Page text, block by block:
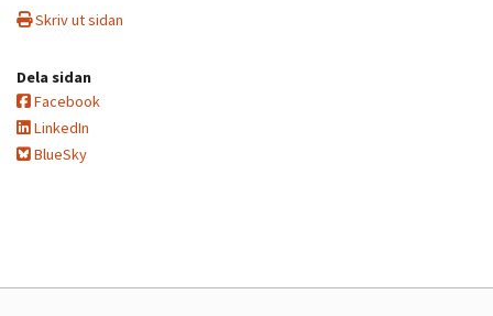
Skriv ut sidan
Dela sidan
Facebook
LinkedIn
BlueSky